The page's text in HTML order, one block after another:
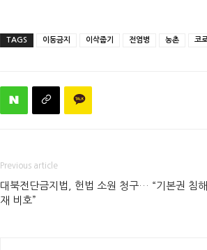
TAGS 이동금지 이삭줍기 전염병 농촌 코
Previous article
대북전단금지법, 헌법 소원 청구… “기본권 침
재 비호”